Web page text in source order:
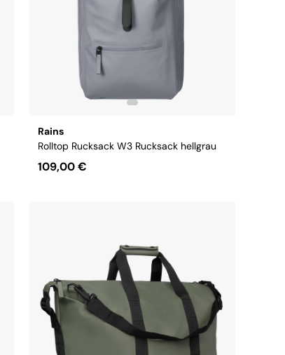
Rains
Rolltop Rucksack W3 Rucksack hellgrau
109,00 €